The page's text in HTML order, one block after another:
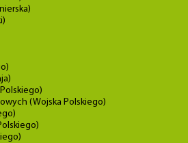
(Wojska Polskiego)